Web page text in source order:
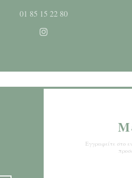
01 85 15 22 80
Instagram ((ανοίγει
Εγγραφείτε στο